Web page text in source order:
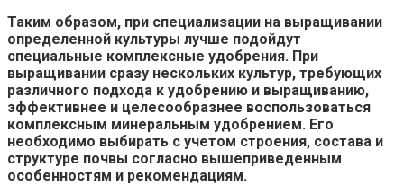
Таким образом, при специализации на выращивании
определенной культуры лучше подойдут
специальные комплексные удобрения. При
выращивании сразу нескольких культур, требующих
различного подхода к удобрению и выращиванию,
эффективнее и целесообразнее воспользоваться
комплексным минеральным удобрением. Его
необходимо выбирать с учетом строения, состава и
структуре почвы согласно вышеприведенным
особенностям и рекомендациям.